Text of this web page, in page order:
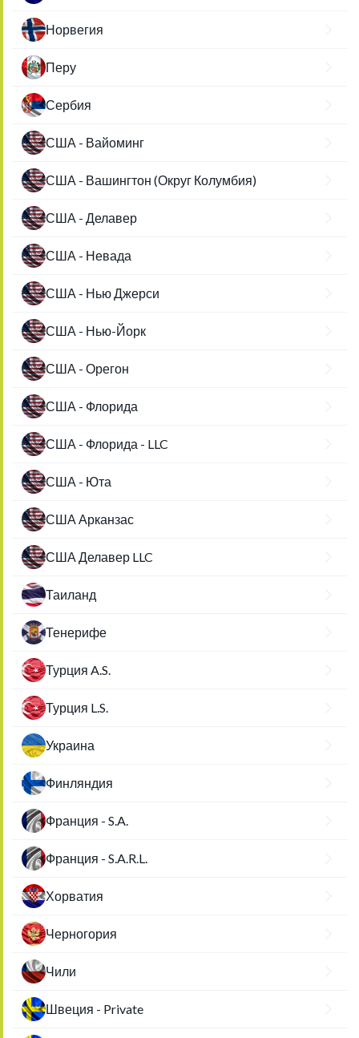
Норвегия
Перу
Сербия
США - Вайоминг
США - Вашингтон (Округ Колумбия)
США - Делавер
США - Невада
США - Нью Джерси
США - Нью-Йорк
США - Орегон
США - Флорида
США - Флорида - LLC
США - Юта
США Арканзас
США Делавер LLC
Таиланд
Тенерифе
Турция A.S.
Турция L.S.
Украина
Финляндия
Франция - S.A.
Франция - S.A.R.L.
Хорватия
Черногория
Чили
Швеция - Private